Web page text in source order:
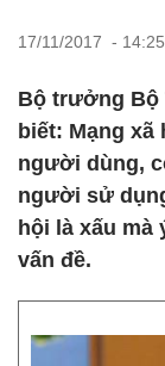
17/11/2017 - 14:25
Bộ trưởng Bộ
biết: Mạng
người dùng,
người sử
hội là xấu
vấn đề.